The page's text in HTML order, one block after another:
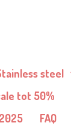
steel
tot 50%
FAQ